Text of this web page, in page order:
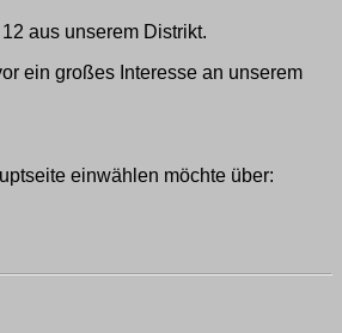
aus unserem Distrikt.
ein großes Interesse an unserem
einwählen möchte über: